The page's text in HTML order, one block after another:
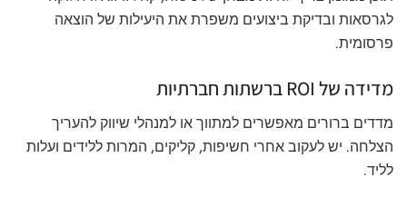
לגרסאות ובדיקת ביצועים משפרת את היעילות של הוצאה
פרסומית.
מדידה של ROI ברשתות חברתיות
מדדים ברורים מאפשרים למתווך או למנהלי שיווק להעריך
הצלחה. יש לעקוב אחרי חשיפות, קליקים, המרות ללידים ועלות
לליד.